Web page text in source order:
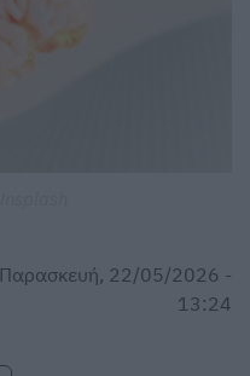
Παρασκευή, 22/05/2026 -
13:24